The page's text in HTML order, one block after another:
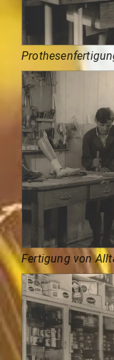
Fertigung von